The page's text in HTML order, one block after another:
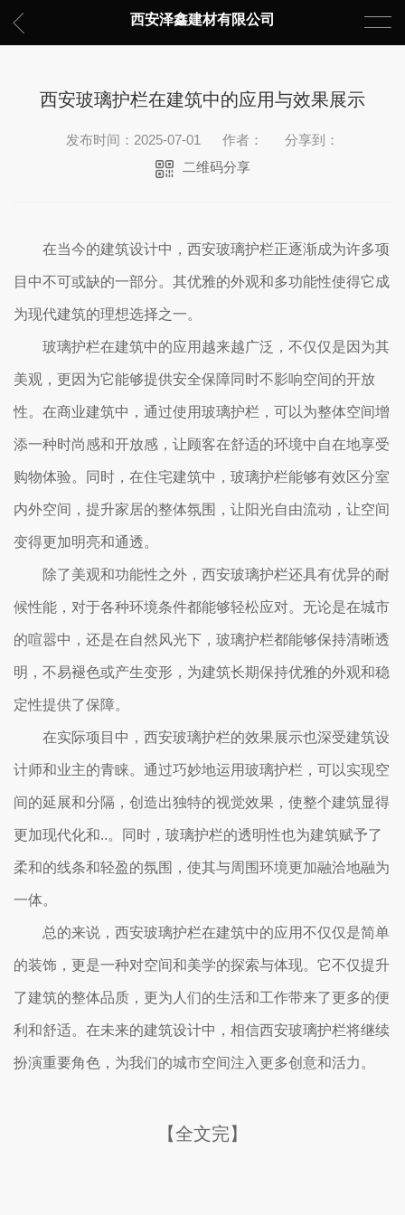
西安泽鑫建材有限公司
西安玻璃护栏在建筑中的应用与效果展示
发布时间：2025-07-01 作者：
分享到：
二维码分享
在当今的建筑设计中，西安玻璃护栏正逐渐成为许多项
目中不可或缺的一部分。其优雅的外观和多功能性使得它成
为现代建筑的理想选择之一。
玻璃护栏在建筑中的应用越来越广泛，不仅仅是因为其
美观，更因为它能够提供安全保障同时不影响空间的开放
性。在商业建筑中，通过使用玻璃护栏，可以为整体空间增
添一种时尚感和开放感，让顾客在舒适的环境中自在地享受
购物体验。同时，在住宅建筑中，玻璃护栏能够有效区分室
内外空间，提升家居的整体氛围，让阳光自由流动，让空间
变得更加明亮和通透。
除了美观和功能性之外，西安玻璃护栏还具有优异的耐
候性能，对于各种环境条件都能够轻松应对。无论是在城市
的喧嚣中，还是在自然风光下，玻璃护栏都能够保持清晰透
明，不易褪色或产生变形，为建筑长期保持优雅的外观和稳
定性提供了保障。
在实际项目中，西安玻璃护栏的效果展示也深受建筑设
计师和业主的青睐。通过巧妙地运用玻璃护栏，可以实现空
间的延展和分隔，创造出独特的视觉效果，使整个建筑显得
更加现代化和..。同时，玻璃护栏的透明性也为建筑赋予了
柔和的线条和轻盈的氛围，使其与周围环境更加融洽地融为
一体。
总的来说，西安玻璃护栏在建筑中的应用不仅仅是简单
的装饰，更是一种对空间和美学的探索与体现。它不仅提升
了建筑的整体品质，更为人们的生活和工作带来了更多的便
利和舒适。在未来的建筑设计中，相信西安玻璃护栏将继续
扮演重要角色，为我们的城市空间注入更多创意和活力。
【全文完】